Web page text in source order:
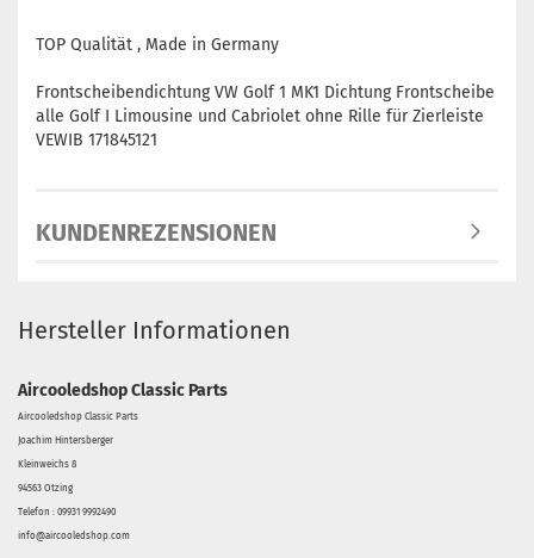
TOP Qualität , Made in Germany
Frontscheibendichtung VW Golf 1 MK1 Dichtung Frontscheibe
alle Golf I Limousine und Cabriolet ohne Rille für Zierleiste
VEWIB 171845121
KUNDENREZENSIONEN
Hersteller Informationen
Aircooledshop Classic Parts
Aircooledshop Classic Parts
Joachim Hintersberger
Kleinweichs 8
94563 Otzing
Telefon : 09931 9992490
info@aircooledshop.com